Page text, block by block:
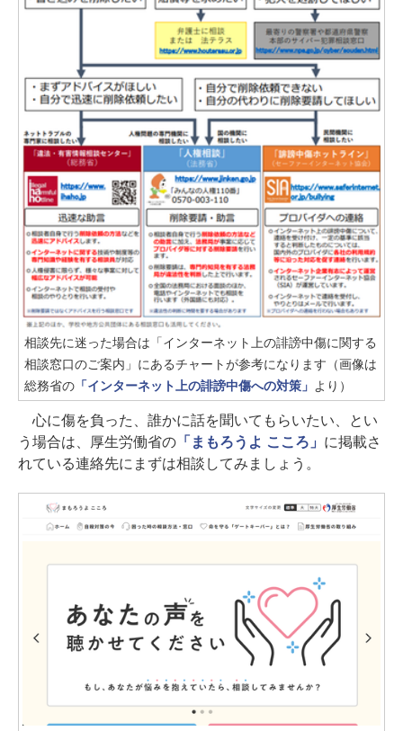
相談先に迷った場合は「インターネット上の誹謗中傷に関する
相談窓口のご案内」にあるチャートが参考になります（画像は
総務省の「インターネット上の誹謗中傷への対策」 より）
心に傷を負った、誰かに話を聞いてもらいたい、とい
う場合は、厚生労働省の「まもろうよ こころ」 に掲載さ
れている連絡先にまずは相談してみましょう。